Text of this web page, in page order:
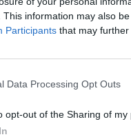
This information may also
Participants that may further
Data Processing Opt Outs
opt-out of the Sharing of my
egy
közlés szerint
Az X-en több videói is